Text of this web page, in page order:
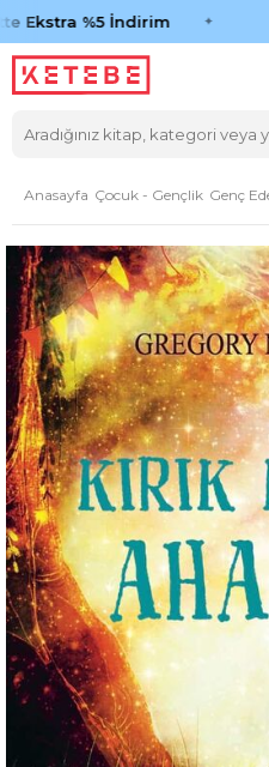
Ekstra %5 İndirim
Anasayfa Çocuk - Gençlik Genç